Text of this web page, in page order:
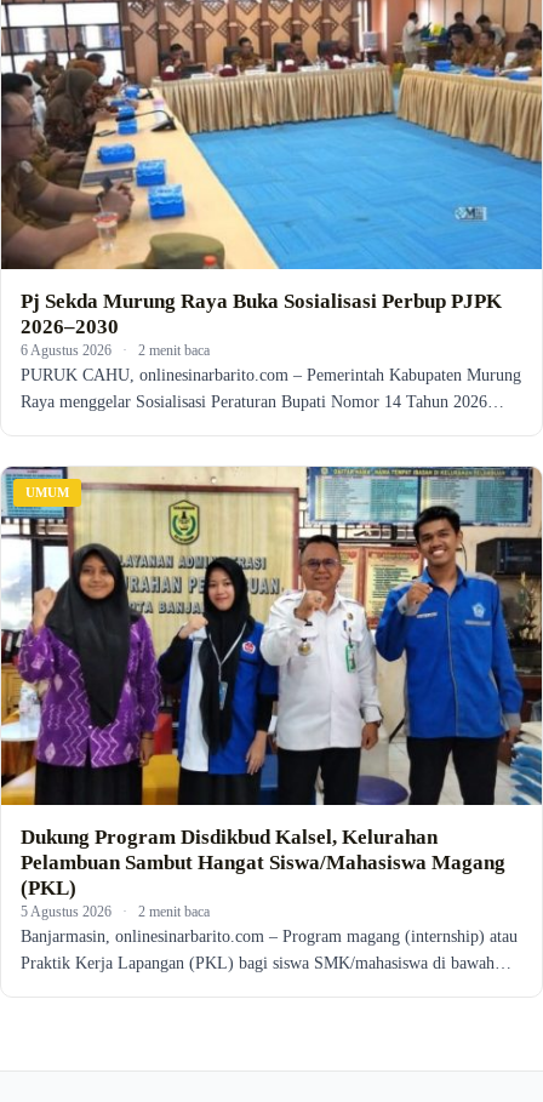
Pj Sekda Murung Raya Buka Sosialisasi Perbup PJPK
2026–2030
6 Agustus 2026 · 2 menit baca
PURUK CAHU, onlinesinarbarito.com – Pemerintah Kabupaten Murung
Raya menggelar Sosialisasi Peraturan Bupati Nomor 14 Tahun 2026…
UMUM
Dukung Program Disdikbud Kalsel, Kelurahan
Pelambuan Sambut Hangat Siswa/Mahasiswa Magang
(PKL)
5 Agustus 2026 · 2 menit baca
Banjarmasin, onlinesinarbarito.com – Program magang (internship) atau
Praktik Kerja Lapangan (PKL) bagi siswa SMK/mahasiswa di bawah…